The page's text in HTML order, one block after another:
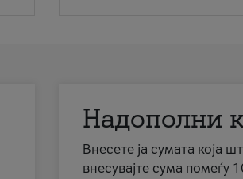
Надополни
Внесете ја сумата која
внесувајте сума помеѓу